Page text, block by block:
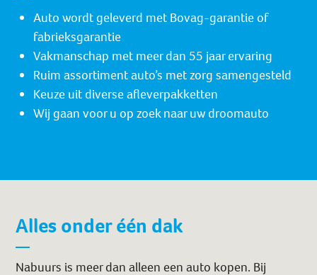
Auto wordt geleverd met Bovag-garantie of
fabrieksgarantie
Vakmanschap met meer dan 55 jaar ervaring
Ruim assortiment auto’s met zorg samengesteld
Keuze uit diverse afleverpakketten
Wij gaan voor u op zoek naar uw droomauto
Alles onder één dak
Nabuurs is meer dan alleen een auto kopen. Bij